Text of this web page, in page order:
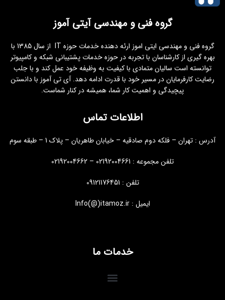
گروه فنی و مهندسی آیتی آموز
گروه فنی و مهندسی ایتی اموز ارئه دهنده خدمات حوزه IT از سال 1385 با
بهره گیری از کارشناسان با تجربه در حوزه خدمات پشتیبانی شبکه و کامپیوتر
توانسته است سالیان متمادی با کیفیت به وظیفه خود عمل کند و با جلب
رضایت کارفرمایان در مسیر خود با قدرت ادامه دهد. آی تی آموز با دانستن
پیچیدگی و اهمیت کار شما، همیشه در کنار شماست.
اطلاعات تماس
آدرس : تهران – فلکه دوم صادقیه – خیابان طاهریان – پلاک 1 – طبقه سوم
تلفن مجموعه : 02192004661 – 02192004662
تلفن : 09121176451
ایمیل : Info(@)itamoz.ir
خدمات ما